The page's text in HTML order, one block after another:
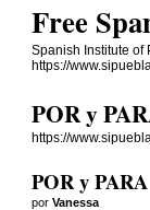
Free
Spanish Institute of
https://
POR y
https://
POR y PARA
porVanessa